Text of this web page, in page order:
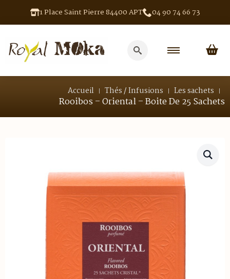
1 Place Saint Pierre 84400 APT 04 90 74 66 73
for:
Accueil Thés / Infusions Les sachets
Rooibos – Oriental – Boite De 25 Sachets